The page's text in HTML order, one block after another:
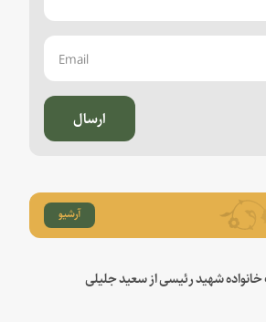
ارسال
آرشیو
شهید رئیسی از سعید جلیلی